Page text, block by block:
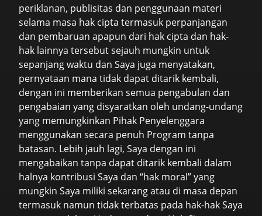
periklanan, publisitas dan penggunaan materi
selama masa hak cipta termasuk perpanjangan
dan pembaruan apapun dari hak cipta dan hak-
hak lainnya tersebut sejauh mungkin untuk
sepanjang waktu dan Saya juga menyatakan,
pernyataan mana tidak dapat ditarik kembali,
dengan ini memberikan semua pengabulan dan
pengabaian yang disyaratkan oleh undang-undang
yang memungkinkan Pihak Penyelenggara
menggunakan secara penuh Program tanpa
batasan. Lebih jauh lagi, Saya dengan ini
mengabaikan tanpa dapat ditarik kembali dalam
halnya kontribusi Saya dan “hak moral” yang
mungkin Saya miliki sekarang atau di masa depan
termasuk namun tidak terbatas pada hak-hak Saya